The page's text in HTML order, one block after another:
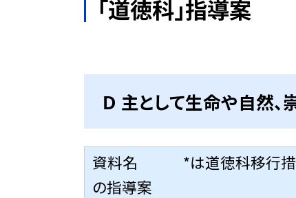
「道徳科」指導案
Ｄ 主として生命や自然
資料名 *は道徳科移行措
の指導案